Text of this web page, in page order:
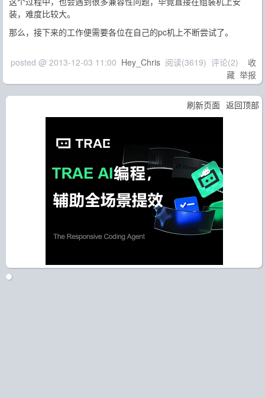
装，难度比较大。
那么，接下来的工作便需要各位在自己的pc机上不断尝试了。
posted @ 2013-12-03 11:00 Hey_Chris 阅读(3619) 评论(2) 收
藏 举报
刷新页面 返回顶部